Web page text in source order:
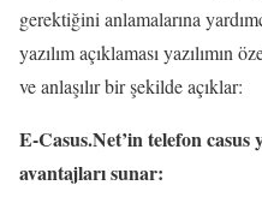
gerektiğini anlamalarına
yazılım açıklaması yazılımın
ve anlaşılır bir şekilde açıklar:
E-Casus.Net’in telefon casus
avantajları sunar: